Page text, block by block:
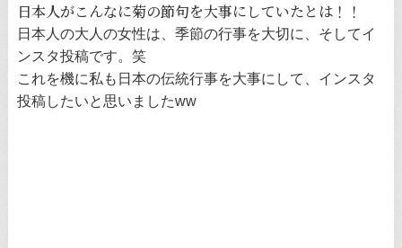
日本人がこんなに菊の節句を大事にしていたとは！！
日本人の大人の女性は、季節の行事を大切に、そしてイ
ンスタ投稿です。笑
これを機に私も日本の伝統行事を大事にして、インスタ
投稿したいと思いましたww